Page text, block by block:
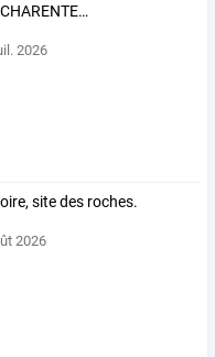
CHARENTE…
2026
site des roches.
2026